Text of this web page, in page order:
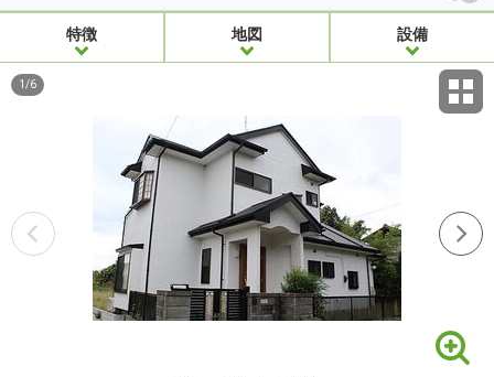
特徴 地図 設備
1 /6